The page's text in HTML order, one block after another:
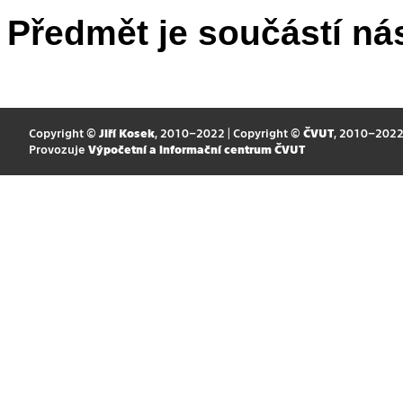
Předmět je součástí
Copyright © Jiří Kosek, 2010–2022 | Copyright © ČVUT, 2010–2022
Provozuje Výpočetní a informační centrum ČVUT